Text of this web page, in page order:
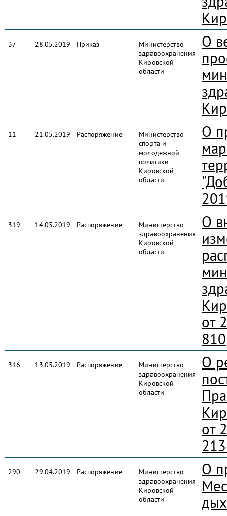
37 28.05.2019 Приказ
Министерство
здравоохранения
Кировской
области
О
11 21.05.2019 Распоряжение
Министерство
спорта и
молодёжной
политики
Кировской
области
О
319 14.05.2019 Распоряжение
Министерство
здравоохранения
Кировской
области
О
от
810
316 13.05.2019 Распоряжение
Министерство
здравоохранения
Кировской
области
О
от
290 29.04.2019 Распоряжение
Министерство
здравоохранения
Кировской
области
О